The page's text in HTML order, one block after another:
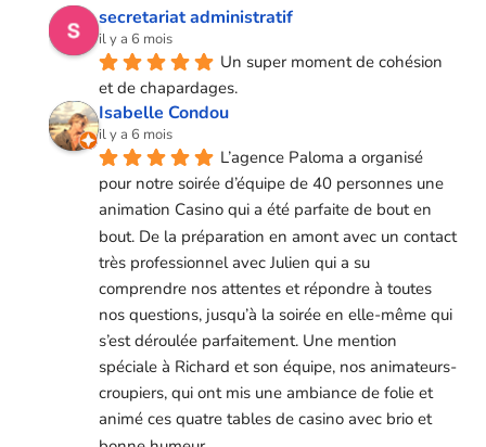
secretariat administratif
il y a 6 mois
Un super moment de cohésion
et de chapardages.
Isabelle Condou
il y a 6 mois
L’agence Paloma a organisé
pour notre soirée d’équipe de 40 personnes une
animation Casino qui a été parfaite de bout en
bout. De la préparation en amont avec un contact
très professionnel avec Julien qui a su
comprendre nos attentes et répondre à toutes
nos questions, jusqu’à la soirée en elle-même qui
s’est déroulée parfaitement. Une mention
spéciale à Richard et son équipe, nos animateurs-
croupiers, qui ont mis une ambiance de folie et
animé ces quatre tables de casino avec brio et